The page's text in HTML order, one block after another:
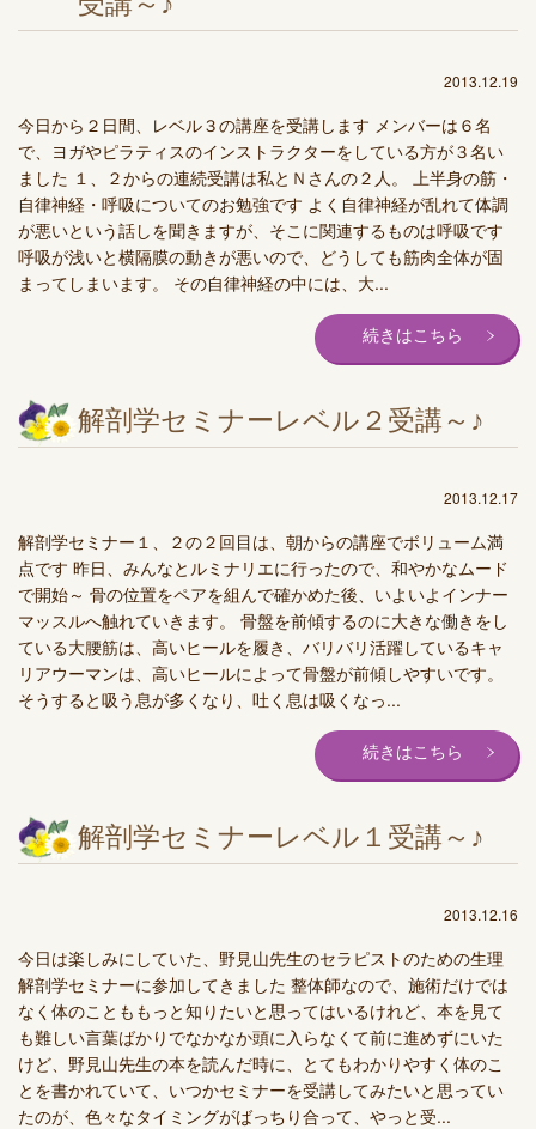
2013.12.19
今日から２日間、レベル３の講座を受講します メンバーは６名
で、ヨガやピラティスのインストラクターをしている方が３名い
ました １、２からの連続受講は私とＮさんの２人。 上半身の筋・
自律神経・呼吸についてのお勉強です よく自律神経が乱れて体調
が悪いという話しを聞きますが、そこに関連するものは呼吸です
呼吸が浅いと横隔膜の動きが悪いので、どうしても筋肉全体が固
まってしまいます。 その自律神経の中には、大...
続きはこちら
解剖学セミナーレベル２受講～♪
2013.12.17
解剖学セミナー１、２の２回目は、朝からの講座でボリューム満
点です 昨日、みんなとルミナリエに行ったので、和やかなムード
で開始～ 骨の位置をペアを組んで確かめた後、いよいよインナー
マッスルへ触れていきます。 骨盤を前傾するのに大きな働きをし
ている大腰筋は、高いヒールを履き、バリバリ活躍しているキャ
リアウーマンは、高いヒールによって骨盤が前傾しやすいです。
そうすると吸う息が多くなり、吐く息は吸くなっ...
続きはこちら
解剖学セミナーレベル１受講～♪
2013.12.16
今日は楽しみにしていた、野見山先生のセラピストのための生理
解剖学セミナーに参加してきました 整体師なので、施術だけでは
なく体のことももっと知りたいと思ってはいるけれど、本を見て
も難しい言葉ばかりでなかなか頭に入らなくて前に進めずにいた
けど、野見山先生の本を読んだ時に、とてもわかりやすく体のこ
とを書かれていて、いつかセミナーを受講してみたいと思ってい
たのが、色々なタイミングがばっちり合って、やっと受...